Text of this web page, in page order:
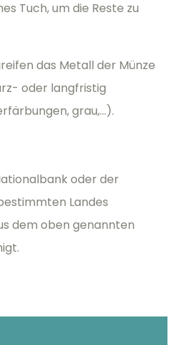
Tuch, um die Reste zu
das Metall der Münze
oder langfristig
grau,...).
oder der
Landes
dem oben genannten